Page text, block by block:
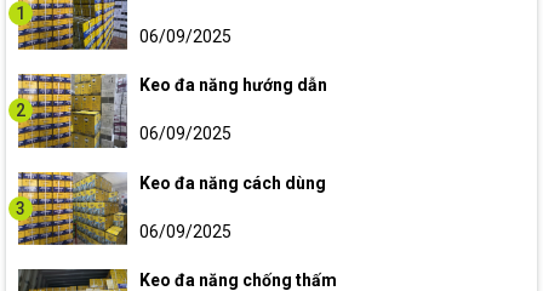
1
06/09/2025
2
Keo đa năng hướng dẫn
06/09/2025
3
Keo đa năng cách dùng
06/09/2025
Keo đa năng chống thấm